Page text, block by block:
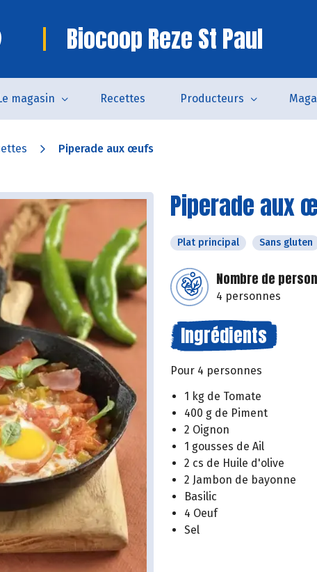
Biocoop Reze St Paul
magasin Recettes Producteurs
Piperade aux œufs
Piperade aux
Plat principal Sans gluten
Nombre de
4 personnes
Ingrédients
Pour 4 personnes
1 kg de Tomate
400 g de Piment
2 Oignon
1 gousses de Ail
2 cs de Huile d'olive
2 Jambon de bayonne
Basilic
4 Oeuf
Sel